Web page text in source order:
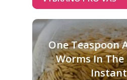
One Teaspoon
Worms In The